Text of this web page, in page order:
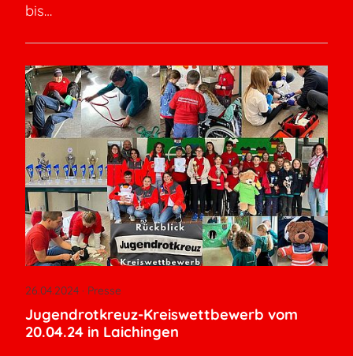
bis…
26.04.2024 · Presse
Jugendrotkreuz-Kreiswettbewerb vom
20.04.24 in Laichingen